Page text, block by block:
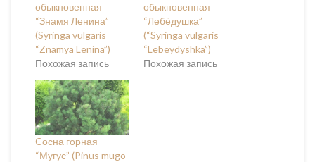
обыкновенная
“Знамя Ленина”
(Syringa vulgaris
“Znamya Lenina”)
Похожая запись
обыкновенная
“Лебёдушка”
(“Syringa vulgaris
“Lebeydyshka”)
Похожая запись
Cосна горная
“Мугус” (Pinus mugo